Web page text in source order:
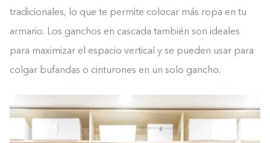
tradicionales, lo que te permite colocar más ropa en tu
armario. Los ganchos en cascada también son ideales
para maximizar el espacio vertical y se pueden usar para
colgar bufandas o cinturones en un solo gancho.